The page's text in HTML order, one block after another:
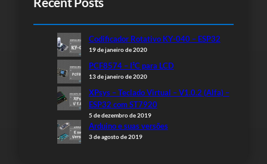
Codificador Rotativo KY-040 – ESP32
19 de janeiro de 2020
PCF8574 – I²C para LCD
13 de janeiro de 2020
XPsys – Teclado Virtual – V1.0.2 (Alfa) –
ESP32 com ST7920
5 de dezembro de 2019
Arduino e suas versões
3 de agosto de 2019